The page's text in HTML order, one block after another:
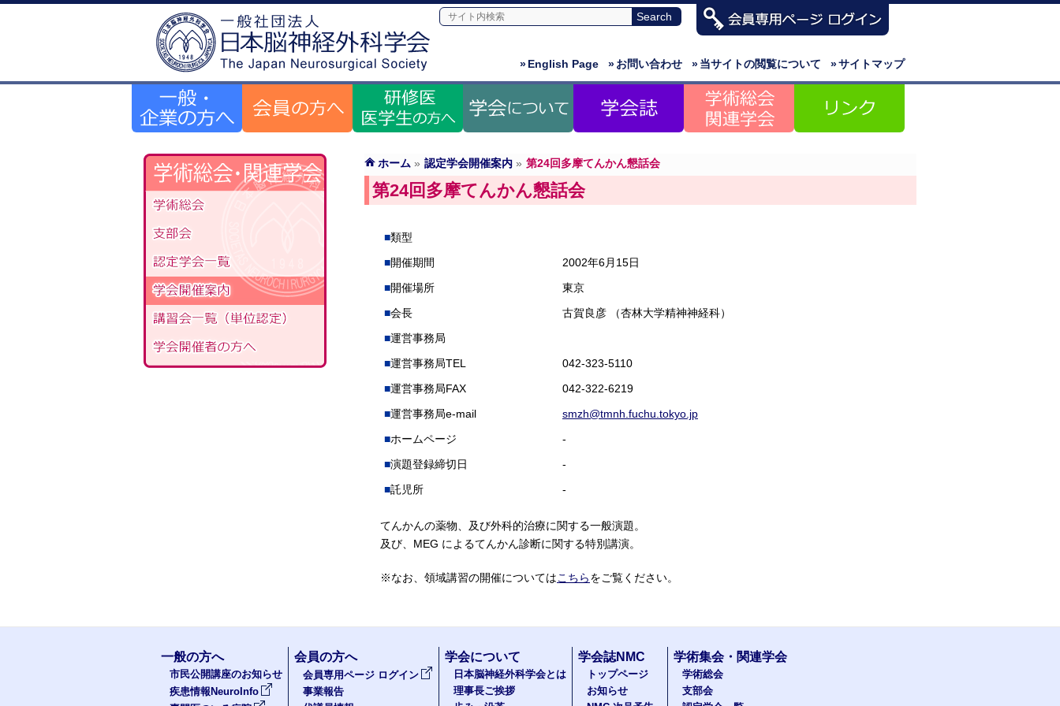
»サイトマップ
»当サイトの閲覧について
»お問い合わせ
»English Page
ホーム » 認定学会開催案内 » 第24回多摩てんかん懇話会
第24回多摩てんかん懇話会
類型
開催期間
2002年6月15日
開催場所
東京
会長
古賀良彦 （杏林大学精神神経科）
運営事務局
運営事務局TEL
042-323-5110
運営事務局FAX
042-322-6219
運営事務局e-mail
smzh@tmnh.fuchu.tokyo.jp
ホームページ
-
演題登録締切日
-
託児所
-
てんかんの薬物、及び外科的治療に関する一般演題。
及び、MEG によるてんかん診断に関する特別講演。
※なお、領域講習の開催についてはこちらをご覧ください。
一般の方へ
市民公開講座のお知らせ
疾患情報NeuroInfo
会員の方へ
会員専用ページ ログイン
事業報告
学会について
日本脳神経外科学会とは
理事長ご挨拶
学会誌NMC
トップページ
お知らせ
学術集会・関連学会
学術総会
支部会